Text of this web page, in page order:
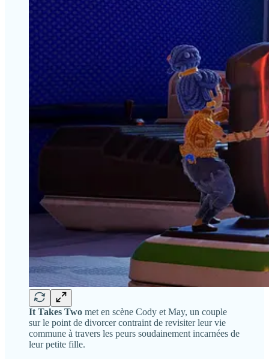
It Takes Two met en scène Cody et May, un couple
sur le point de divorcer contraint de revisiter leur vie
commune à travers les peurs soudainement incarnées de
leur petite fille.